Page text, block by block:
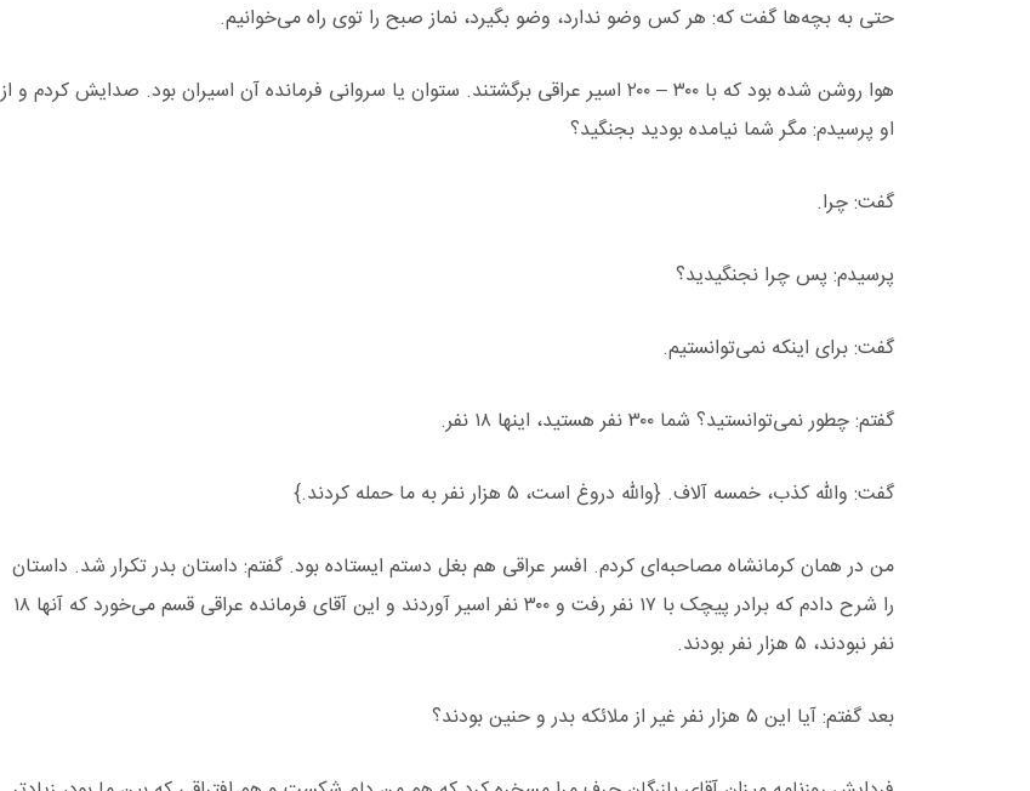
حتی به بچه‌ها گفت که: هر کس وضو ندارد، وضو بگیرد، نماز صبح را توی راه می‌خوانیم.
هوا روشن شده بود که با ۳۰۰ – ۲۰۰ اسیر عراقی برگشتند. ستوان یا سروانی فرمانده آن اسیران بود. صدایش کردم و از
او پرسیدم: مگر شما نیامده بودید بجنگید؟
گفت: چرا.
پرسیدم: پس چرا نجنگیدید؟
گفت: برای اینکه نمی‌توانستیم.
گفتم: چطور نمی‌توانستید؟ شما ۳۰۰ نفر هستید، اینها ۱۸ نفر.
گفت: والله کذب، خمسه آلاف. {والله دروغ است، ۵ هزار نفر به ما حمله کردند.}
من در همان کرمانشاه مصاحبه‌ای کردم. افسر عراقی هم بغل دستم ایستاده بود. گفتم: داستان بدر تکرار شد. داستان
را شرح دادم که برادر پیچک با ۱۷ نفر رفت و ۳۰۰ نفر اسیر آوردند و این آقای فرمانده عراقی قسم می‌خورد که آنها ۱۸
نفر نبودند، ۵ هزار نفر بودند.
بعد گفتم: آیا این ۵ هزار نفر غیر از ملائکه بدر و حنین بودند؟